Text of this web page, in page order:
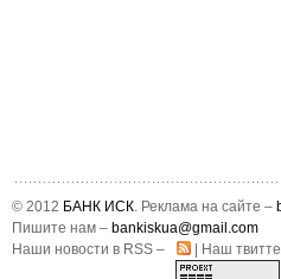
© 2012 БАНК ИСК. Реклама на сайте –
Пишите нам – bankiskua@gmail.com
Наши новости в RSS –
| Наш